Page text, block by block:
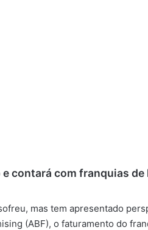
contará com franquias
mas tem apresentado
(ABF), o faturamento do